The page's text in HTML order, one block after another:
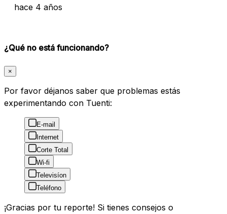
hace 4 años
¿Qué no está funcionando?
×
Por favor déjanos saber que problemas estás
experimentando con Tuenti:
E-mail
Internet
Corte Total
Wi-fi
Televisíon
Teléfono
¡Gracias por tu reporte! Si tienes consejos o